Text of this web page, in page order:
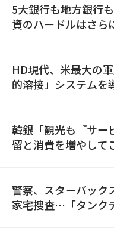
5大銀行も地方銀行
資のハードルはさら
HD現代、米最大の
的溶接」システムを
韓銀「観光も『サ
留と消費を増やして
警察、スターバック
家宅捜査…「タンク